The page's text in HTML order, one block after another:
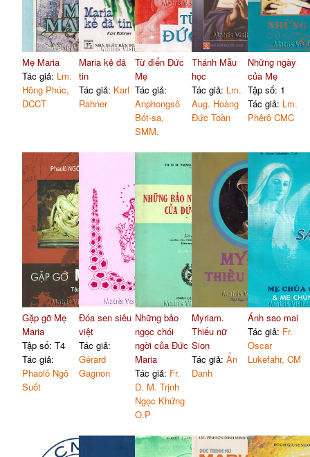
Mẹ Maria
Tác giả: Lm.
Hồng Phúc,
DCCT
Maria kẻ đã
tin
Tác giả: Karl
Rahner
Từ điển Đức
Mẹ
Tác giả:
Anphongsô
Bốt-sa,
SMM.
Thánh Mẫu
học
Tác giả: Lm.
Aug. Hoàng
Đức Toàn
Những ngày
của Mẹ
Tập số: 1
Tác giả: Lm.
Phêrô CMC
Gặp gỡ Mẹ
Maria
Tập số: T4
Tác giả:
Phaolô Ngô
Suốt
Đóa sen siêu
việt
Tác giả:
Gérard
Gagnon
Những bảo
ngọc chói
ngời của Đức
Maria
Tác giả: Fr.
D. M. Trịnh
Ngọc Khứng
O.P
Myriam.
Thiếu nữ
Sion
Tác giả: Ẩn
Danh
Ánh sao mai
Tác giả: Fr.
Oscar
Lukefahr, CM